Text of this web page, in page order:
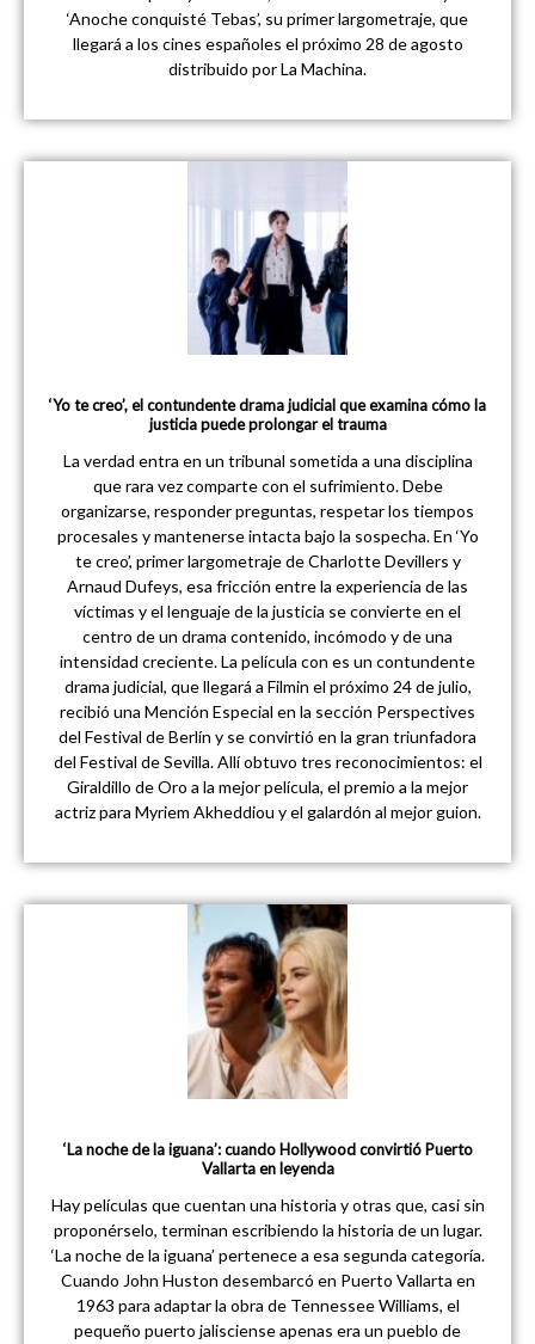
‘Anoche conquisté Tebas’, su primer largometraje, que
llegará a los cines españoles el próximo 28 de agosto
distribuido por La Machina.
‘Yo te creo’, el contundente drama judicial que examina cómo la
justicia puede prolongar el trauma
La verdad entra en un tribunal sometida a una disciplina
que rara vez comparte con el sufrimiento. Debe
organizarse, responder preguntas, respetar los tiempos
procesales y mantenerse intacta bajo la sospecha. En ‘Yo
te creo’, primer largometraje de Charlotte Devillers y
Arnaud Dufeys, esa fricción entre la experiencia de las
víctimas y el lenguaje de la justicia se convierte en el
centro de un drama contenido, incómodo y de una
intensidad creciente. La película con es un contundente
drama judicial, que llegará a Filmin el próximo 24 de julio,
recibió una Mención Especial en la sección Perspectives
del Festival de Berlín y se convirtió en la gran triunfadora
del Festival de Sevilla. Allí obtuvo tres reconocimientos: el
Giraldillo de Oro a la mejor película, el premio a la mejor
actriz para Myriem Akheddiou y el galardón al mejor guion.
‘La noche de la iguana’: cuando Hollywood convirtió Puerto
Vallarta en leyenda
Hay películas que cuentan una historia y otras que, casi sin
proponérselo, terminan escribiendo la historia de un lugar.
‘La noche de la iguana’ pertenece a esa segunda categoría.
Cuando John Huston desembarcó en Puerto Vallarta en
1963 para adaptar la obra de Tennessee Williams, el
pequeño puerto jalisciense apenas era un pueblo de